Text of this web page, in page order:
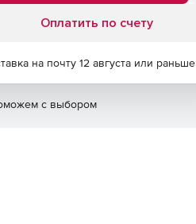
Оплатить по счету
на почту 12 августа или раньше
с выбором